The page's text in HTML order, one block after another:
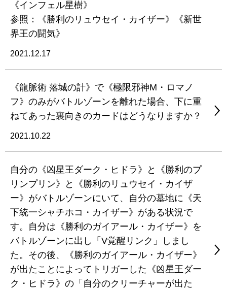
《インフェル星樹》
参照：《勝利のリュウセイ・カイザー》《新世
界王の闘気》
2021.12.17
《龍脈術 落城の計》で《極限邪神M・ロマノ
フ》のみがバトルゾーンを離れた場合、下に重
ねてあった裏向きのカードはどうなりますか？
2021.10.22
自分の《凶星王ダーク・ヒドラ》と《勝利のプ
リンプリン》と《勝利のリュウセイ・カイザ
ー》がバトルゾーンにいて、自分の墓地に《天
下統一シャチホコ・カイザー》がある状況で
す。自分は《勝利のガイアール・カイザー》を
バトルゾーンに出し「V覚醒リンク」しまし
た。その後、《勝利のガイアール・カイザー》
が出たことによってトリガーした《凶星王ダー
ク・ヒドラ》の「自分のクリーチャーが出た